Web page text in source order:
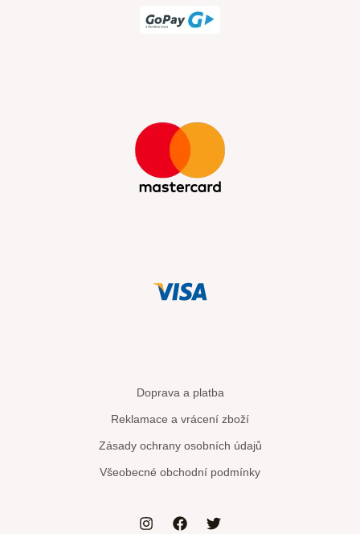
Doprava a platba
Reklamace a vrácení zboží
Zásady ochrany osobních údajů
Všeobecné obchodní podmínky